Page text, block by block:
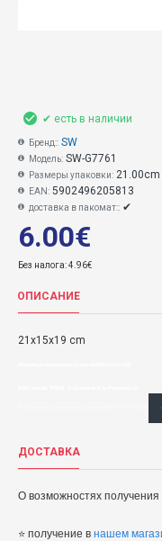
6.00€
Без налога: 4.96€
✔ есть в наличии
Бренд:: SW
Модель: SW-G7761
Размеры упаковки:
EAN: 5902496205813
доставка в пакомат:: ✔
ОПИСАНИЕ
21x15x19 cm
Buy Машина для мыльных пузырей DINO G7761-
ДОСТАВКА
О возможностях получения
⭐ получение в нашем